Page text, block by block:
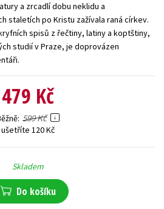
a zrcadlí dobu neklidu a
staletích po Kristu zažívala raná církev.
spisů z řečtiny, latiny a koptštiny,
studií v Praze, je doprovázen
479 Kč
599 Kč
ušetříte 120 Kč
Skladem
Do košíku